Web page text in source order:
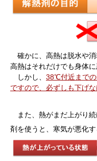
確かに、高熱は脱水や
高熱はそれだけでも身体に
しかし、 38℃付近までの
ですので、必ずしも下げ
また、熱がまだ上がり
剤を使うと、寒気が悪化す